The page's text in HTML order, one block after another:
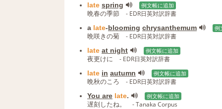
late spring 例文帳に追加
晩春の季節 - EDR日英対訳辞書
a late-blooming chrysanthemum 例
晩咲きの菊 - EDR日英対訳辞書
late at night 例文帳に追加
夜更けに - EDR日英対訳辞書
late in autumn 例文帳に追加
晩秋のころ - EDR日英対訳辞書
You are late. 例文帳に追加
遅刻したね。 - Tanaka Corpus